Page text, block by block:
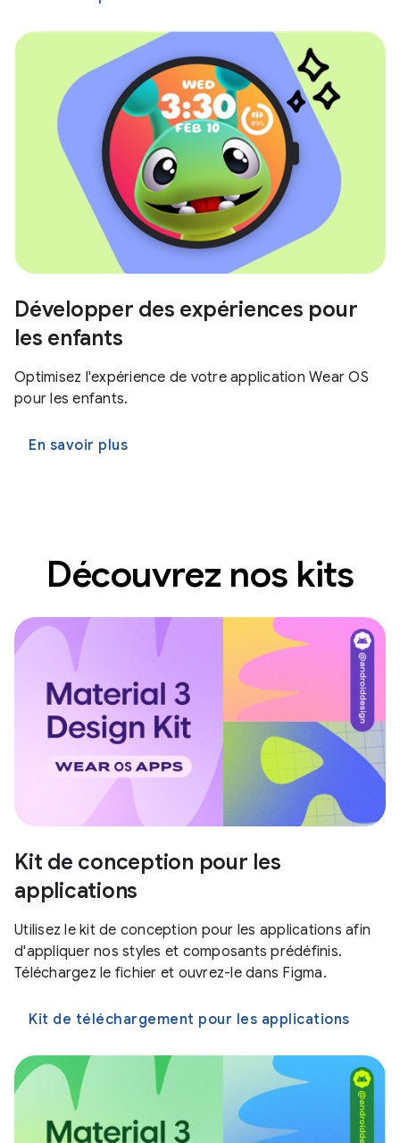
Développer des expériences pour
les enfants
Optimisez l'expérience de votre application Wear OS
pour les enfants.
En savoir plus
Découvrez nos kits
Kit de conception pour les
applications
Utilisez le kit de conception pour les applications afin
d'appliquer nos styles et composants prédéfinis.
Téléchargez le fichier et ouvrez-le dans Figma.
Kit de téléchargement pour les applications